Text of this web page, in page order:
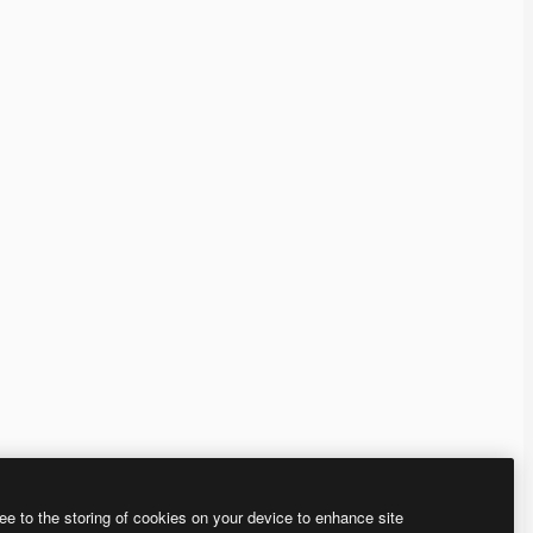
to the storing of cookies on your device to enhance site